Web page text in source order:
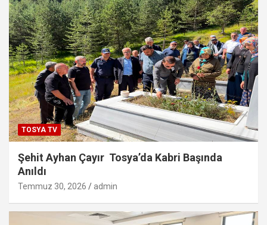
TOSYA TV
Şehit Ayhan Çayır Tosya’da Kabri Başında
Anıldı
Temmuz 30, 2026 admin